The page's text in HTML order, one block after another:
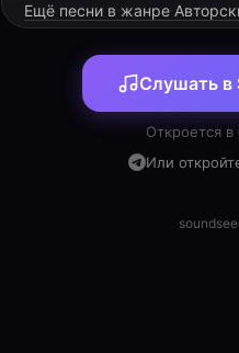
Ещё песни в жанре
Слушать в
Откроется в
Или